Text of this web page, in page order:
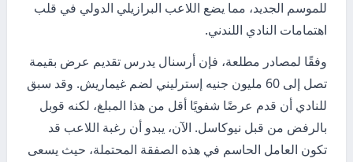
للموسم الجديد، مما يضع اللاعب البرازيلي الدولي في قلب
اهتمامات النادي اللندني.
وفقًا لمصادر مطلعة، فإن أرسنال يدرس تقديم عرض بقيمة
تصل إلى 60 مليون جنيه إسترليني لضم غيماريش. وقد سبق
للنادي أن قدم عرضًا شفويًا أقل من هذا المبلغ، لكنه قوبل
بالرفض من قبل نيوكاسل. الآن، يبدو أن رغبة اللاعب قد
تكون العامل الحاسم في هذه الصفقة المحتملة، حيث يسعى